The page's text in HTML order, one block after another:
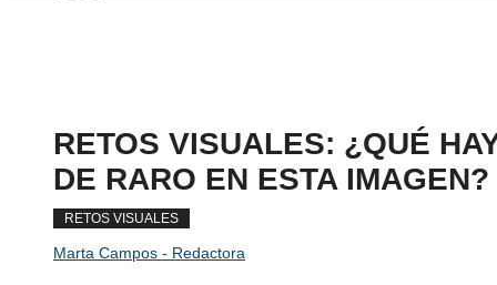
RETOS VISUALES: ¿QUÉ
DE RARO EN ESTA IMAGEN?
RETOS VISUALES
Marta Campos - Redactora